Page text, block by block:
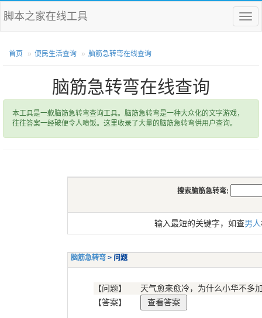
菜
单
脚本之家在线工具
首页 便民生活查询 脑筋急转弯在线查询
脑筋急转弯在线查询
本工具是一款脑筋急转弯查询工具。脑筋急转弯是一种大众化的文字游戏，
往往答案一经破便令人喷饭。这里收录了大量的脑筋急转弯供用户查询。
搜索脑筋急转弯:
输入最短的关键字，如查男人
脑筋急转弯 > 问题
【问题】
天气愈來愈冷，为什么小华不多
【答案】